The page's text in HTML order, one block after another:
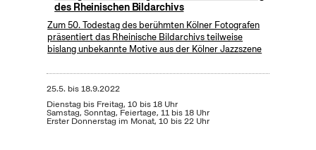
des Rheinischen Bildarchivs
Zum 50. Todestag des berühmten Kölner Fotografen
präsentiert das Rheinische Bildarchivs teilweise
bislang unbekannte Motive aus der Kölner Jazzszene
25.5. bis18.9.2022
Dienstag bis Freitag, 10 bis 18 Uhr
Samstag, Sonntag, Feiertage, 11 bis 18 Uhr
Erster Donnerstag im Monat, 10 bis 22 Uhr